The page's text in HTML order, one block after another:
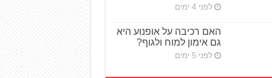
לפני 4 ימים
האם רכיבה על אופנוע היא
גם אימון למוח ולגוף?
לפני 5 ימים